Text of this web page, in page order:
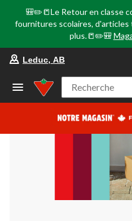
🎒✏️📒Le Retour en classe
fournitures scolaires, d'articles
plus.📒✏️🎒
Leduc, AB
Recherche